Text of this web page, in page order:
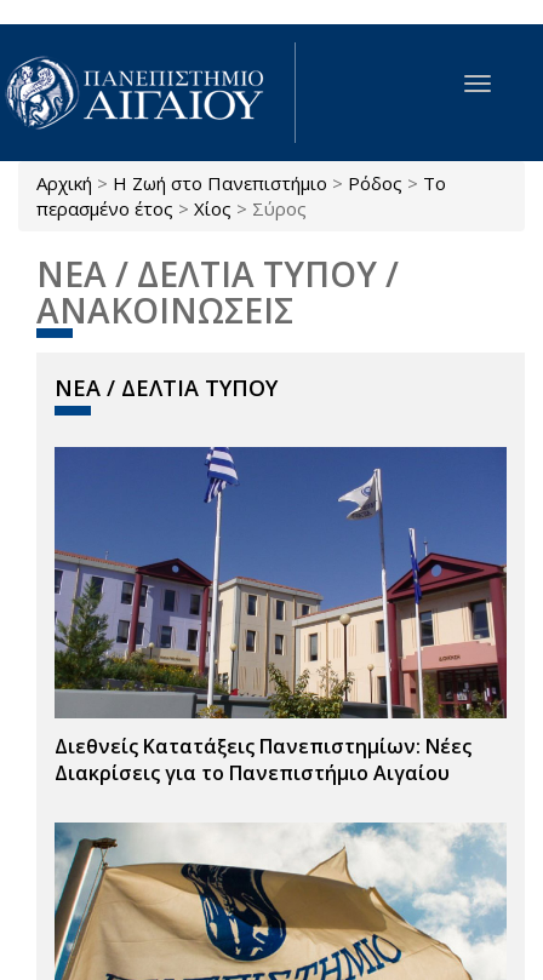
Παράκαμψη προς το κυρίως περιεχόμενο
Toggle
Είστε εδώ
Αρχική > Η Ζωή στο Πανεπιστήμιο > Ρόδος > Το
περασμένο έτος > Χίος > Σύρος
ΝΕΑ / ΔΕΛΤΙΑ ΤΥΠΟΥ /
ΑΝΑΚΟΙΝΩΣΕΙΣ
ΝΕΑ / ΔΕΛΤΙΑ ΤΥΠΟΥ
Διεθνείς Κατατάξεις Πανεπιστημίων: Νέες
Διακρίσεις για το Πανεπιστήμιο Αιγαίου